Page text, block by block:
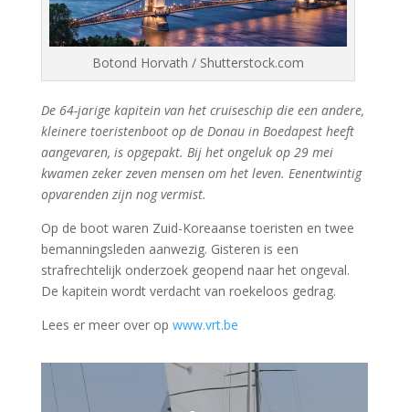
Botond Horvath / Shutterstock.com
De 64-jarige kapitein van het cruiseschip die een andere,
kleinere toeristenboot op de Donau in Boedapest heeft
aangevaren, is opgepakt. Bij het ongeluk op 29 mei
kwamen zeker zeven mensen om het leven. Eenentwintig
opvarenden zijn nog vermist.
Op de boot waren Zuid-Koreaanse toeristen en twee
bemanningsleden aanwezig. Gisteren is een
strafrechtelijk onderzoek geopend naar het ongeval.
De kapitein wordt verdacht van roekeloos gedrag.
Lees er meer over op www.vrt.be